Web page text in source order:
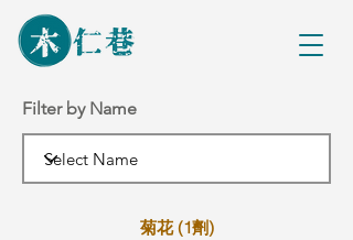
Filter by Name
菊花 (1劑)